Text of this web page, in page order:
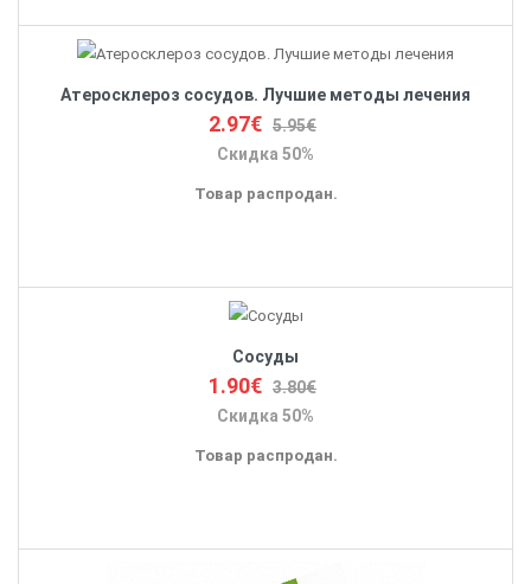
Атеросклероз сосудов. Лучшие методы лечения
2.97€ 5.95€
Скидка 50%
Товар распродан.
Сосуды
1.90€ 3.80€
Скидка 50%
Товар распродан.